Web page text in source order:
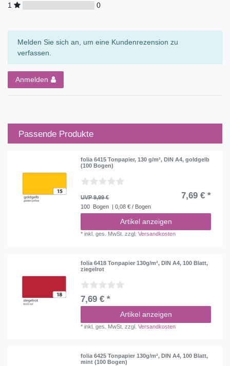
1
0
Melden Sie sich an, um eine Kundenrezension zu
verfassen.
Anmelden
Passende Produkte
folia 6415 Tonpapier, 130 g/m², DIN A4, goldgelb
(100 Bogen)
UVP 9,99 € 7,69 € *
100 Bogen | 0,08 € / Bogen
Artikel anzeigen
*inkl. ges. MwSt. zzgl.Versandkosten
folia 6418 Tonpapier 130g/m², DIN A4, 100 Blatt,
ziegelrot
7,69 € *
Artikel anzeigen
*inkl. ges. MwSt. zzgl.Versandkosten
folia 6425 Tonpapier 130g/m², DIN A4, 100 Blatt,
mint (100 Bogen)